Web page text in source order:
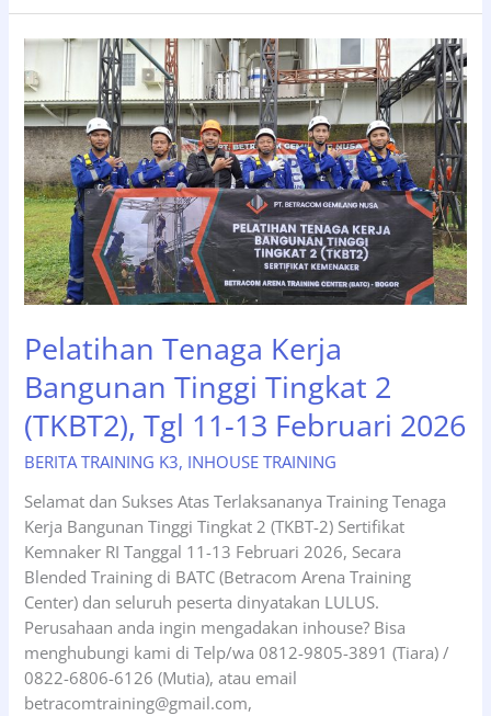
Kerja
Bangunan
Tinggi
Tingkat
2
(TKBT2),
Tgl
04-
06
Maret
2026
Pelatihan Tenaga Kerja
Bangunan Tinggi Tingkat 2
(TKBT2), Tgl 11-13 Februari 2026
BERITA TRAINING K3, INHOUSE TRAINING
Selamat dan Sukses Atas Terlaksananya Training Tenaga
Kerja Bangunan Tinggi Tingkat 2 (TKBT-2) Sertifikat
Kemnaker RI Tanggal 11-13 Februari 2026, Secara
Blended Training di BATC (Betracom Arena Training
Center) dan seluruh peserta dinyatakan LULUS.
Perusahaan anda ingin mengadakan inhouse? Bisa
menghubungi kami di Telp/wa 0812-9805-3891 (Tiara) /
0822-6806-6126 (Mutia), atau email
betracomtraining@gmail.com,